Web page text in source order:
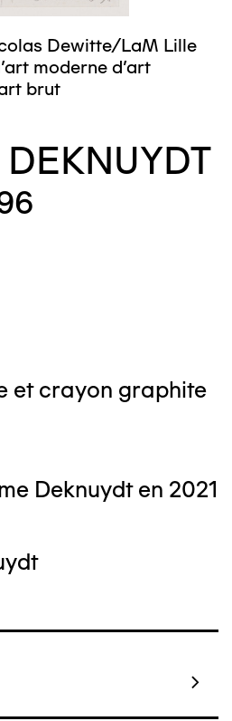
Dewitte/LaM Lille
moderne d’art
brut
et crayon graphite
Deknuydt en 2021